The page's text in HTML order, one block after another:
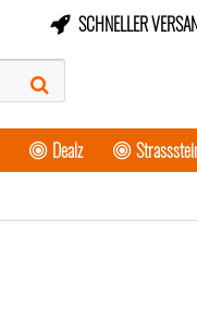
SCHNELLER
Dealz